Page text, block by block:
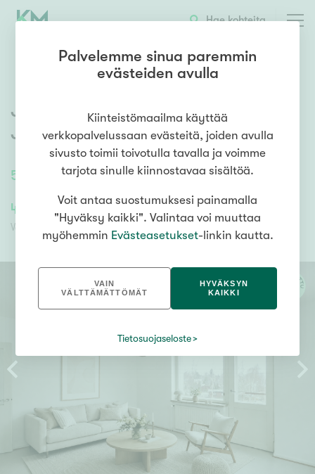
Hae kohteita
55,5 /55,5 m² 2h, k, kph, vh, parveke
Juttilantie 15,Turenki,
Janakkala
45 000,00 €
Velaton hinta
32 727,32 €
Palvelemme sinua paremmin
evästeiden avulla
Kiinteistömaailma käyttää
verkkopalvelussaan evästeitä, joiden avulla
sivusto toimii toivotulla tavalla ja voimme
tarjota sinulle kiinnostavaa sisältöä.
Voit antaa suostumuksesi painamalla
"Hyväksy kaikki". Valintaa voi muuttaa
myöhemmin Evästeasetukset-linkin kautta.
VAIN
VÄLTTÄMÄTTÖMÄT
HYVÄKSYN
KAIKKI
Tietosuojaseloste